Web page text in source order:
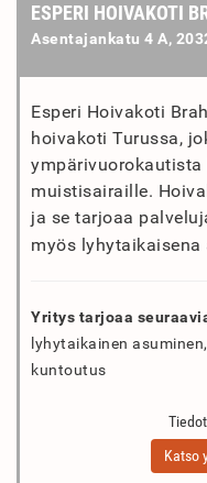
ESPERI HOIVAKOTI
Asentajankatu 4 A,
Esperi Hoivakoti
hoivakoti Turussa,
muistisairaille.
ja se tarjoaa
myös
Yritys tarjoaa
lyhytaikainen
kuntoutus
Katso